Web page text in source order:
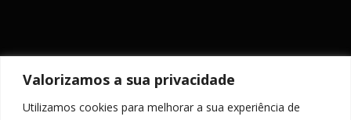
Valorizamos a sua privacidade
Utilizamos cookies para melhorar a sua experiência de
MANTENHA-SE ACTUALIZADO